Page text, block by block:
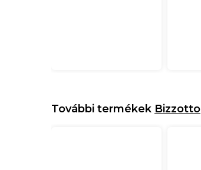
További termékek Bizzotto